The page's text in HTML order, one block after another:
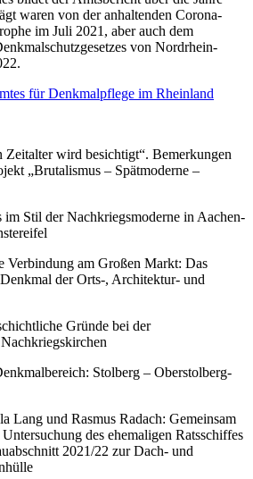
waren von der anhaltenden Corona-
im Juli 2021, aber auch dem
von Nordrhein-
für Denkmalpflege im Rheinland
wird besichtigt“. Bemerkungen
„Brutalismus – Spätmoderne –
Stil der Nachkriegsmoderne in Aachen-
Verbindung am Großen Markt: Das
der Orts-, Architektur- und
Gründe bei der
Stolberg – Oberstolberg-
Lang und Rasmus Radach: Gemeinsam
des ehemaligen Ratsschiffes
2021/22 zur Dach- und